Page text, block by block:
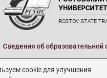
ROSTOV STATE
Сведения об образовательной
Реквизиты
Электронная почта
cookie для улучшения